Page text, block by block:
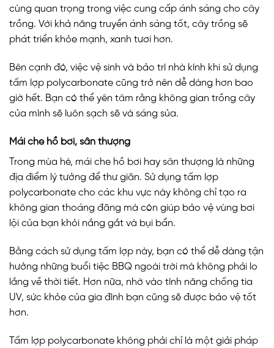
cùng quan trọng trong việc cung cấp ánh sáng cho cây
trồng. Với khả năng truyền ánh sáng tốt, cây trồng sẽ
phát triển khỏe mạnh, xanh tươi hơn.
Bên cạnh đó, việc vệ sinh và bảo trì nhà kính khi sử dụng
tấm lợp polycarbonate cũng trở nên dễ dàng hơn bao
giờ hết. Bạn có thể yên tâm rằng không gian trồng cây
của mình sẽ luôn sạch sẽ và sáng sủa.
Mái che hồ bơi, sân thượng
Trong mùa hè, mái che hồ bơi hay sân thượng là những
địa điểm lý tưởng để thư giãn. Sử dụng tấm lợp
polycarbonate cho các khu vực này không chỉ tạo ra
không gian thoáng đãng mà còn giúp bảo vệ vùng bơi
lội của bạn khỏi nắng gắt và bụi bẩn.
Bằng cách sử dụng tấm lợp này, bạn có thể dễ dàng tận
hưởng những buổi tiệc BBQ ngoài trời mà không phải lo
lắng về thời tiết. Hơn nữa, nhờ vào tính năng chống tia
UV, sức khỏe của gia đình bạn cũng sẽ được bảo vệ tốt
hơn.
Tấm lợp polycarbonate không phải chỉ là một giải pháp